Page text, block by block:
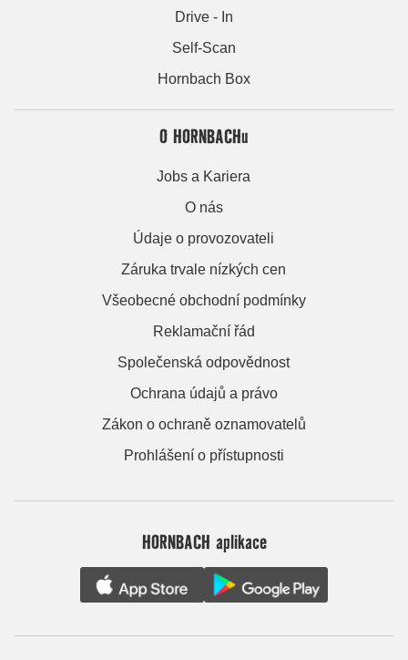
Drive - In
Self-Scan
Hornbach Box
O HORNBACHu
Jobs a Kariera
O nás
Údaje o provozovateli
Záruka trvale nízkých cen
Všeobecné obchodní podmínky
Reklamační řád
Společenská odpovědnost
Ochrana údajů a právo
Zákon o ochraně oznamovatelů
Prohlášení o přístupnosti
HORNBACH aplikace